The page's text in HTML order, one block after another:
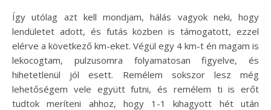
Így utólag azt kell mondjam, hálás vagyok neki, hogy
lendületet adott, és futás közben is támogatott, ezzel
elérve a következő km-eket. Végül egy 4 km-t én magam is
lekocogtam, pulzusomra folyamatosan figyelve, és
hihetetlenül jól esett. Remélem sokszor lesz még
lehetőségem vele együtt futni, és remélem ti is erőt
tudtok meríteni ahhoz, hogy 1-1 kihagyott hét után